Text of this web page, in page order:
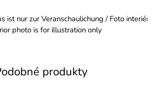
ist nur zur Veranschaulichung / Foto
photo is for illustration only
produkty